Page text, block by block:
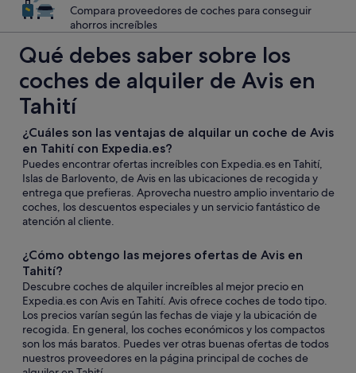
Compara proveedores de coches para conseguir
ahorros increíbles
Qué debes saber sobre los
coches de alquiler de Avis en
Tahití
¿Cuáles son las ventajas de alquilar un coche de Avis
en Tahití con Expedia.es?
Puedes encontrar ofertas increíbles con Expedia.es en Tahití,
Islas de Barlovento, de Avis en las ubicaciones de recogida y
entrega que prefieras. Aprovecha nuestro amplio inventario de
coches, los descuentos especiales y un servicio fantástico de
atención al cliente.
¿Cómo obtengo las mejores ofertas de Avis en
Tahití?
Descubre coches de alquiler increíbles al mejor precio en
Expedia.es con Avis en Tahití. Avis ofrece coches de todo tipo.
Los precios varían según las fechas de viaje y la ubicación de
recogida. En general, los coches económicos y los compactos
son los más baratos. Puedes ver otras buenas ofertas de todos
nuestros proveedores en la página principal de coches de